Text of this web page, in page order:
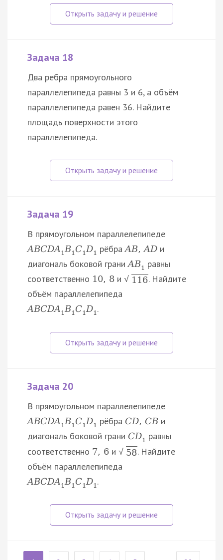
Задача 18
Два ребра прямоугольного
параллелепипеда равны 3 и 6, а объём
параллелепипеда равен 36. Найдите
площадь поверхности этого
параллелепипеда.
Задача 19
В прямоугольном параллелепипеде
ABCDA 1B1C1D1 рёбраAB, ADи
диагональ боковой граниAB1 равны
соответственно 10, 8и √ 116. Найдите
объём параллелепипеда
ABCDA1B1C1D1.
Задача 20
В прямоугольном параллелепипеде
ABCDA 1B1C1D1 рёбра CD, CBи
диагональ боковой грани CD1 равны
соответственно 7, 6и √ 58. Найдите
объём параллелепипеда
ABCDA 1B1 C1D1 .